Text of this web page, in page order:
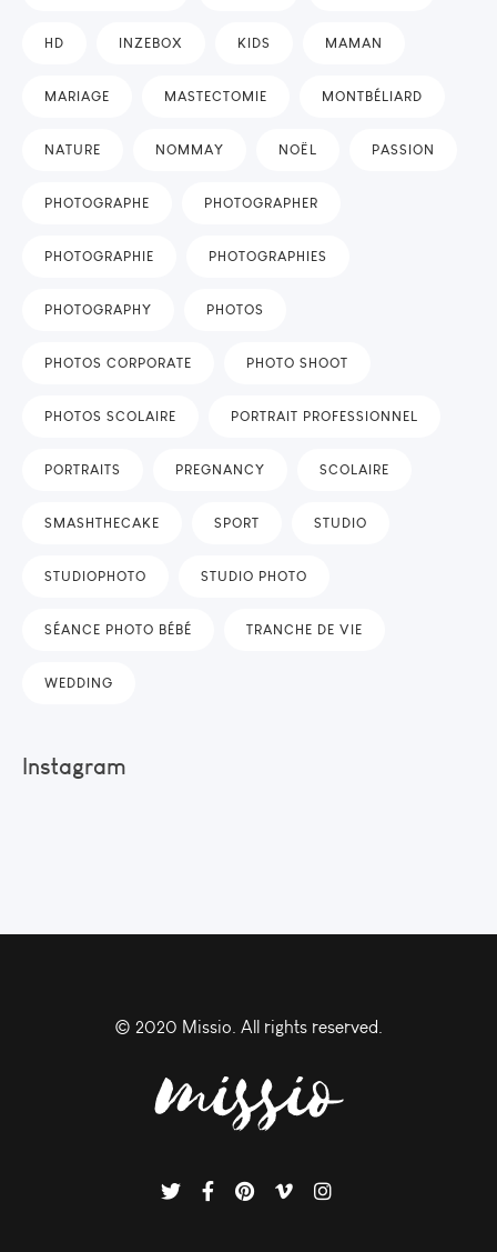
HD INZEBOX KIDS MAMAN
MARIAGE MASTECTOMIE MONTBÉLIARD
NATURE NOMMAY NOËL PASSION
PHOTOGRAPHE PHOTOGRAPHER
PHOTOGRAPHIE PHOTOGRAPHIES
PHOTOGRAPHY PHOTOS
PHOTOS CORPORATE PHOTO SHOOT
PHOTOS SCOLAIRE PORTRAIT PROFESSIONNEL
PORTRAITS PREGNANCY SCOLAIRE
SMASHTHECAKE SPORT STUDIO
STUDIOPHOTO STUDIO PHOTO
SÉANCE PHOTO BÉBÉ TRANCHE DE VIE
WEDDING
Instagram
© 2020 Missio. All rights reserved.